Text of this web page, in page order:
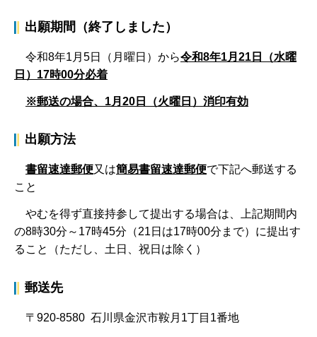
出願期間（終了しました）
令和8年1月5日（月曜日）から令和8年1月21日（水曜
日）17時00分必着
※郵送の場合、1月20日（火曜日）消印有効
出願方法
書留速達郵便又は簡易書留速達郵便で下記へ郵送する
こと
やむを得ず直接持参して提出する場合は、上記期間内
の8時30分～17時45分（21日は17時00分まで）に提出す
ること（ただし、土日、祝日は除く）
郵送先
〒920-8580 石川県金沢市鞍月1丁目1番地